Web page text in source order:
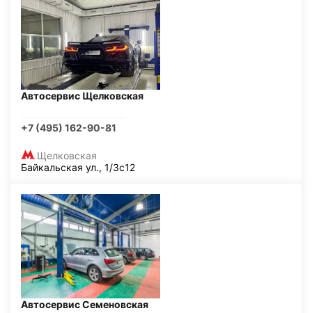
Автосервис Щелковская
+7 (495) 162-90-81
Щелковская
Байкальская ул., 1/3с12
Автосервис Семеновская